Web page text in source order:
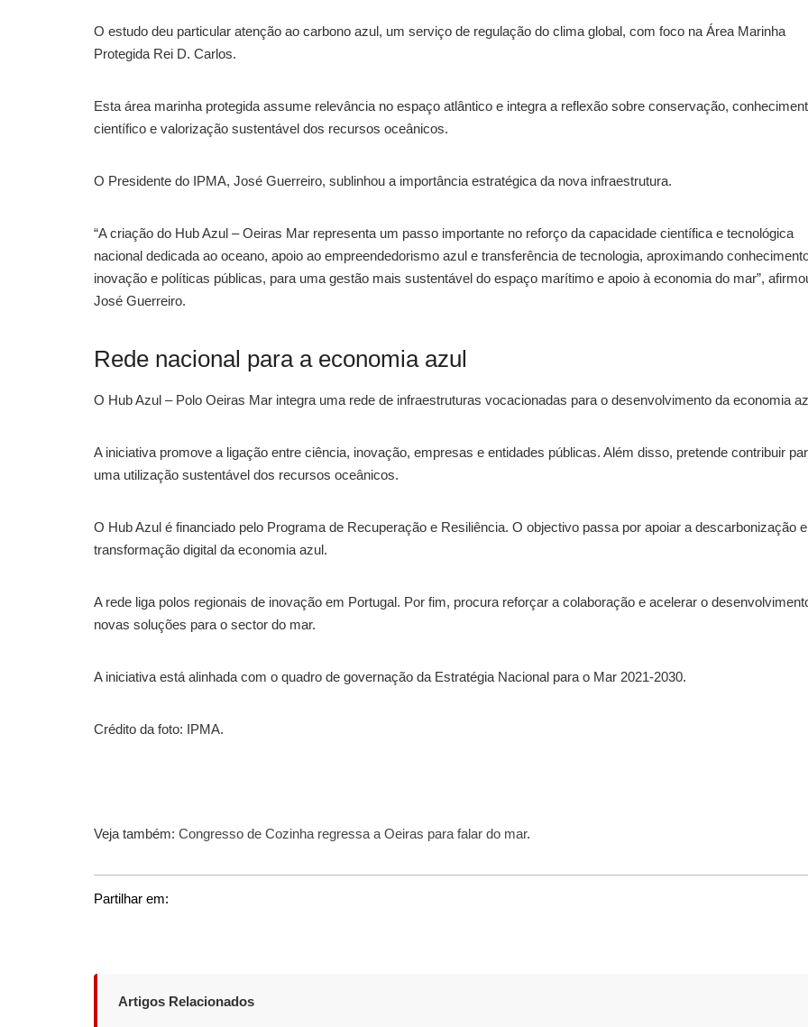
O estudo deu particular atenção ao carbono azul, um serviço de regulação do clima global, com foco na Área Marinha
Protegida Rei D. Carlos.
Esta área marinha protegida assume relevância no espaço atlântico e integra a reflexão sobre conservação,
científico e valorização sustentável dos recursos oceânicos.
O Presidente do IPMA, José Guerreiro, sublinhou a importância estratégica da nova infraestrutura.
“A criação do Hub Azul – Oeiras Mar representa um passo importante no reforço da capacidade científica e tecnológica
nacional dedicada ao oceano, apoio ao empreendedorismo azul e transferência de tecnologia, aproximando
inovação e políticas públicas, para uma gestão mais sustentável do espaço marítimo e apoio à economia do mar”,
José Guerreiro.
Rede nacional para a economia azul
O Hub Azul – Polo Oeiras Mar integra uma rede de infraestruturas vocacionadas para o desenvolvimento da economia
A iniciativa promove a ligação entre ciência, inovação, empresas e entidades públicas. Além disso, pretende contribuir
uma utilização sustentável dos recursos oceânicos.
O Hub Azul é financiado pelo Programa de Recuperação e Resiliência. O objectivo passa por apoiar a descarbonização
transformação digital da economia azul.
A rede liga polos regionais de inovação em Portugal. Por fim, procura reforçar a colaboração e acelerar o
novas soluções para o sector do mar.
A iniciativa está alinhada com o quadro de governação da Estratégia Nacional para o Mar 2021-2030.
Crédito da foto: IPMA.
Veja também: Congresso de Cozinha regressa a Oeiras para falar do mar.
Partilhar em:
Artigos Relacionados